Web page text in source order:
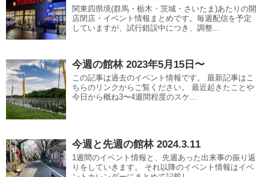
関東四県境(群馬・栃木・茨城・さいたま)あたりの開
店閉店・イベント情報まとめです。毎週配信を予定
していますが、試行錯誤中につき、調整...
今週の館林 2023年5月15日〜
この記事は過去のイベント情報です。 最新記事はこ
ちらのリンクからご覧ください。 最近起きたことや
今日から概ね3〜4週間程度のスケ...
今週と先週の館林 2024.3.11
1週間のイベント情報と、先週あった出来事の振り返
りをしていきます。 それ以降のイベント情報はイベ